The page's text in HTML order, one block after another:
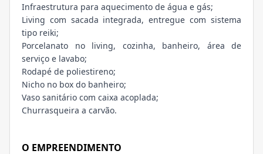
Infraestrutura para aquecimento de água e gás;
Living com sacada integrada, entregue com sistema
tipo reiki;
Porcelanato no living, cozinha, banheiro, área de
serviço e lavabo;
Rodapé de poliestireno;
Nicho no box do banheiro;
Vaso sanitário com caixa acoplada;
Churrasqueira a carvão.
O EMPREENDIMENTO